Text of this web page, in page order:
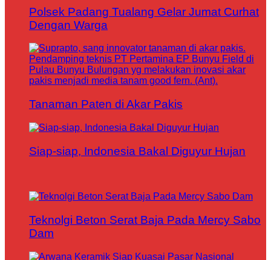
Polsek Padang Tualang Gelar Jumat Curhat
Dengan Warga
Tanaman Paten di Akar Pakis
Siap-siap, Indonesia Bakal Diguyur Hujan
Teknolgi Beton Serat Baja Pada Mercy Sabo
Dam